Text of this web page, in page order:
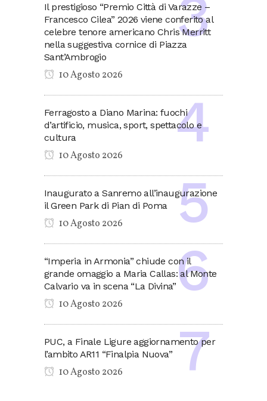
Il prestigioso “Premio Città di Varazze –
Francesco Cilea” 2026 viene conferito al
celebre tenore americano Chris Merritt
nella suggestiva cornice di Piazza
Sant’Ambrogio
10 Agosto 2026
Ferragosto a Diano Marina: fuochi
d’artificio, musica, sport, spettacolo e
cultura
10 Agosto 2026
Inaugurato a Sanremo all’inaugurazione
il Green Park di Pian di Poma
10 Agosto 2026
“Imperia in Armonia” chiude con il
grande omaggio a Maria Callas: al Monte
Calvario va in scena “La Divina”
10 Agosto 2026
PUC, a Finale Ligure aggiornamento per
l’ambito AR11 “Finalpia Nuova”
10 Agosto 2026